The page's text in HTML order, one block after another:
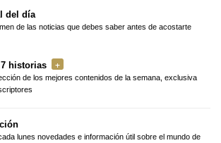
del día
de las noticias que debes saber antes de acostarte
historias
de los mejores contenidos de la semana, exclusiva
lunes novedades e información útil sobre el mundo de